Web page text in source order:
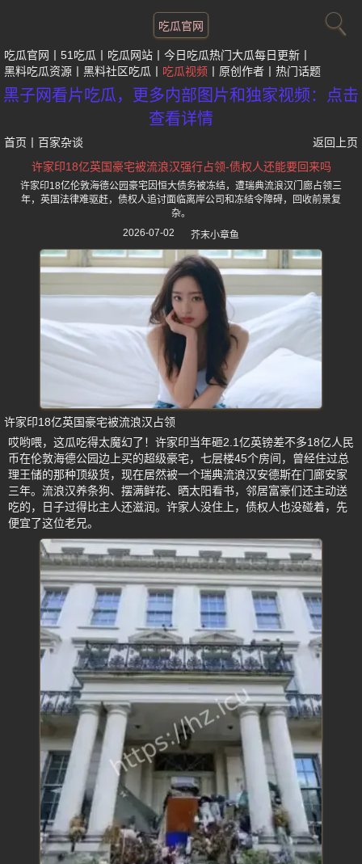
吃瓜官网
吃瓜官网 51吃瓜 吃瓜网站
今日吃瓜热门大瓜每日更新
黑料吃瓜资源
黑料社区吃瓜 吃瓜视频 原创作者 热门话题
黑子网看片吃瓜，更多内部图片和独家视频：点击
查看详情
首页 百家杂谈
返回上页
许家印18亿英国豪宅被流浪汉强行占领-债权人还能要回来吗
许家印18亿伦敦海德公园豪宅因恒大债务被冻结，遭瑞典流浪汉门廊占领三
年，英国法律难驱赶，债权人追讨面临离岸公司和冻结令障碍，回收前景复
杂。
2026-07-02
芥末小章鱼
许家印18亿英国豪宅被流浪汉占领
哎哟喂，这瓜吃得太魔幻了！许家印当年砸2.1亿英镑差不多18亿人民
币在伦敦海德公园边上买的超级豪宅，七层楼45个房间，曾经住过总
理王储的那种顶级货，现在居然被一个瑞典流浪汉安德斯在门廊安家
三年。流浪汉养条狗、摆满鲜花、晒太阳看书，邻居富豪们还主动送
吃的，日子过得比主人还滋润。许家人没住上，债权人也没碰着，先
便宜了这位老兄。